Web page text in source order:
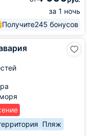
за 1 ночь
Получите245 бонусов
Пляж